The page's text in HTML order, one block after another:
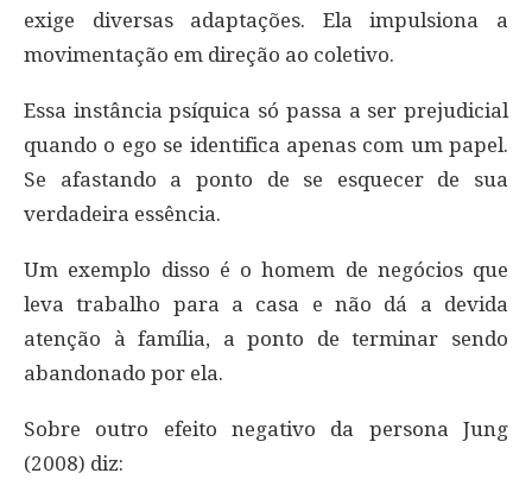
exige diversas adaptações. Ela impulsiona a
movimentação em direção ao coletivo.
Essa instância psíquica só passa a ser prejudicial
quando o ego se identifica apenas com um papel.
Se afastando a ponto de se esquecer de sua
verdadeira essência.
Um exemplo disso é o homem de negócios que
leva trabalho para a casa e não dá a devida
atenção à família, a ponto de terminar sendo
abandonado por ela.
Sobre outro efeito negativo da persona Jung
(2008) diz: